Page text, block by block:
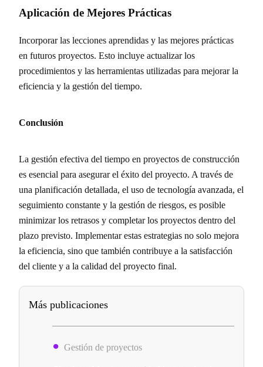
Más publicaciones
Gestión de proyectos
Aplicación de Mejores Prácticas
Incorporar las lecciones aprendidas y las mejores prácticas
en futuros proyectos. Esto incluye actualizar los
procedimientos y las herramientas utilizadas para mejorar la
eficiencia y la gestión del tiempo.
Conclusión
La gestión efectiva del tiempo en proyectos de construcción
es esencial para asegurar el éxito del proyecto. A través de
una planificación detallada, el uso de tecnología avanzada, el
seguimiento constante y la gestión de riesgos, es posible
minimizar los retrasos y completar los proyectos dentro del
plazo previsto. Implementar estas estrategias no solo mejora
la eficiencia, sino que también contribuye a la satisfacción
del cliente y a la calidad del proyecto final.